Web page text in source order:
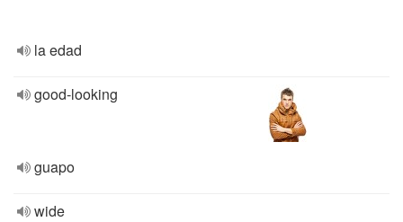
la edad
good-looking
guapo
wide